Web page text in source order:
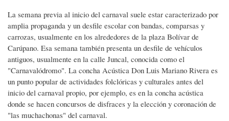
La semana previa al inicio del carnaval suele estar caracterizado por
amplia propaganda y un desfile escolar con bandas, comparsas y
carrozas, usualmente en los alrededores de la plaza Bolívar de
Carúpano. Esa semana también presenta un desfile de vehículos
antiguos, usualmente en la calle Juncal, conocida como el
"Carnavalódromo". La concha Acústica Don Luis Mariano Rivera es
un punto popular de actividades folclóricas y culturales antes del
inicio del carnaval propio, por ejemplo, es en la concha acústica
donde se hacen concursos de disfraces y la elección y coronación de
"las muchachonas" del carnaval.